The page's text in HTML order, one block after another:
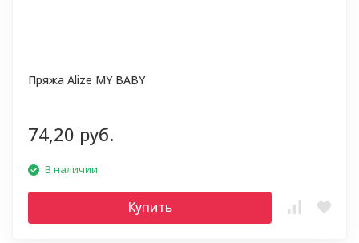
Пряжа Alize MY BABY
74,20 руб.
В наличии
Купить